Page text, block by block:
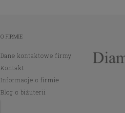
O FIRMIE
Dane kontaktowe firmy
Kontakt
Informacje o firmie
Blog o biżuterii